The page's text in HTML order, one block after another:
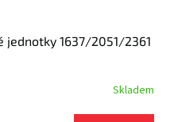
jednotky 1637/2051/2361
Skladem